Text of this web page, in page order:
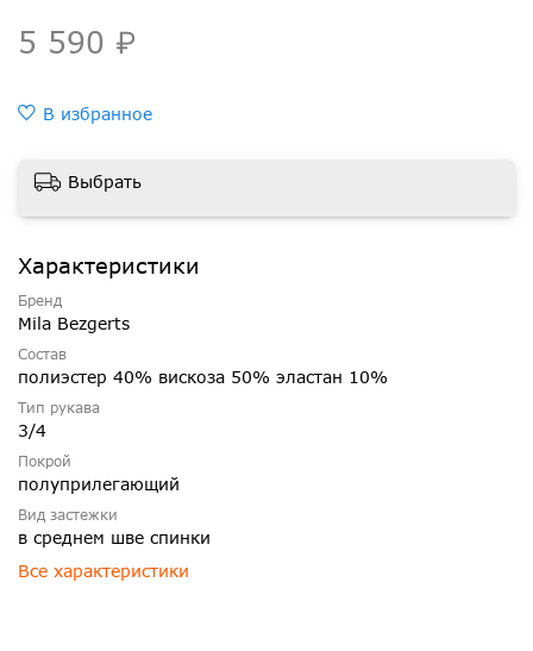
5 590 ₽
В избранное
Выбрать
Характеристики
Бренд
Mila Bezgerts
Состав
полиэстер 40% вискоза 50% эластан 10%
Тип рукава
3/4
Покрой
полуприлегающий
Вид застежки
в среднем шве спинки
Все характеристики